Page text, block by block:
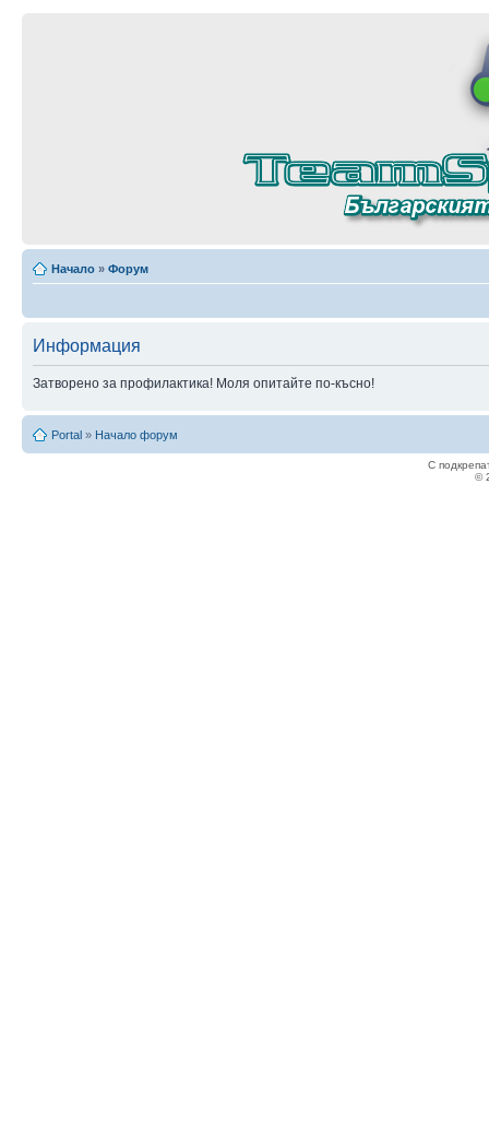
Начало » Форум
Информация
Затворено за профилактика! Моля опитайте по-късно!
Portal » Начало форум
С
©